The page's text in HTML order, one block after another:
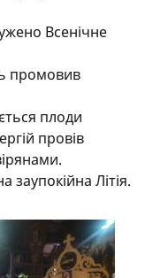
Всенічне
промовив
плоди
провів
заупокійна Літія.